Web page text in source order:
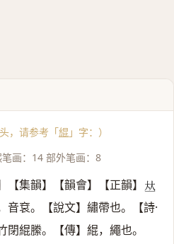
，请参考「緄 」字：）
笔画：14 部外笔画：8
【集韻】【韻會】【正韻】 𠀤
音袞。【說文】繡帶也。【詩·
閉緄縢。【傳】緄，繩也。